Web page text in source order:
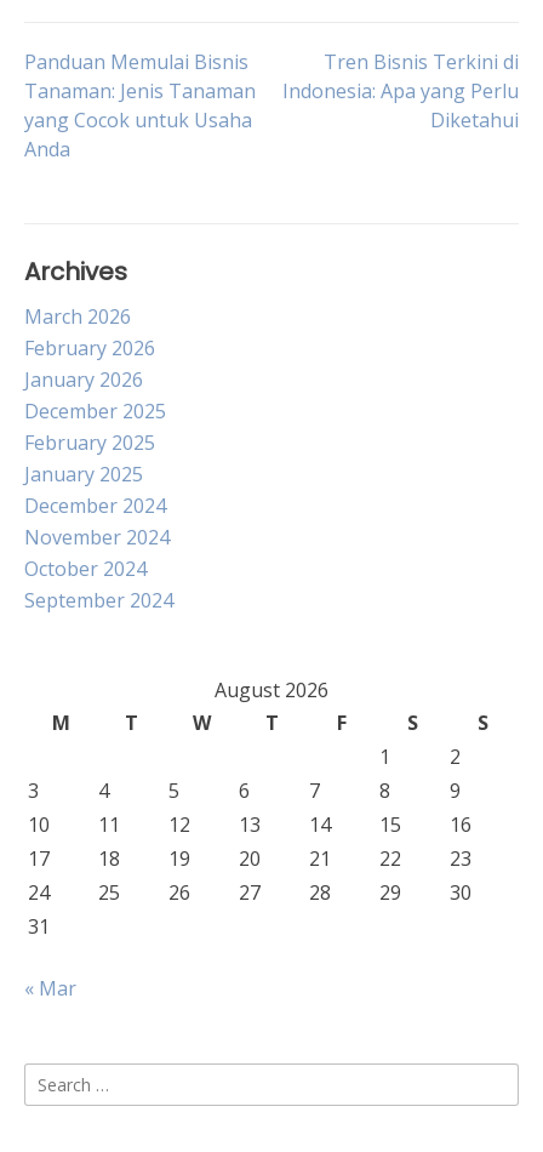
Post
navigation
Panduan Memulai Bisnis
Tanaman: Jenis Tanaman
yang Cocok untuk Usaha
Anda
Tren Bisnis Terkini di
Indonesia: Apa yang Perlu
Diketahui
Archives
March 2026
February 2026
January 2026
December 2025
February 2025
January 2025
December 2024
November 2024
October 2024
September 2024
August 2026
M
T W T F S
S
1
2
3
4 5 6 7 8
9
10
11 12 13 14 15
16
17
18 19 20 21 22
23
24
25 26 27 28 29
30
31
« Mar
Search
for: